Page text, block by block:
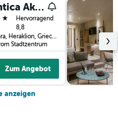
Atlantica Akti Zeus Hotel
Hervorragend
8,8
Amoudara, Heraklion, Griechenland
Stadtzentrum
Zum Angebot
anzeigen